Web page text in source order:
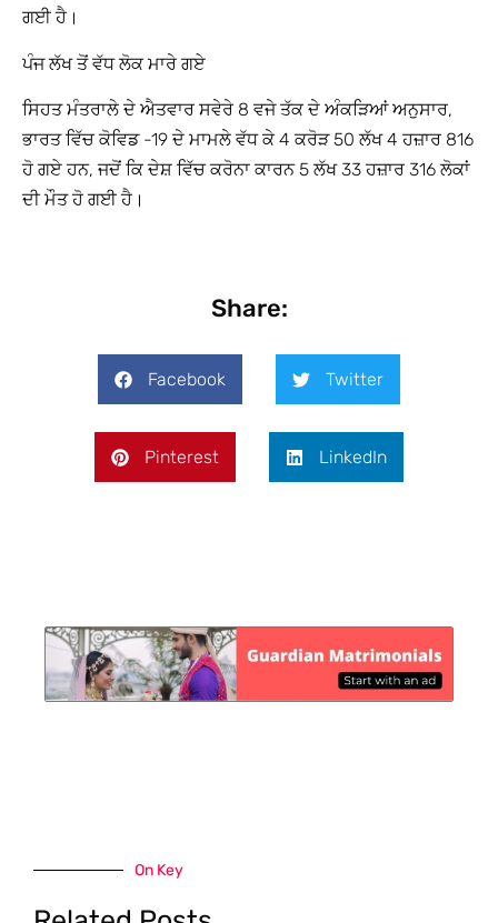
ਗਈ ਹੈ।
ਪੰਜ ਲੱਖ ਤੋਂ ਵੱਧ ਲੋਕ ਮਾਰੇ ਗਏ
ਸਿਹਤ ਮੰਤਰਾਲੇ ਦੇ ਐਤਵਾਰ ਸਵੇਰੇ 8 ਵਜੇ ਤੱਕ ਦੇ ਅੰਕੜਿਆਂ ਅਨੁਸਾਰ,
ਭਾਰਤ ਵਿੱਚ ਕੋਵਿਡ -19 ਦੇ ਮਾਮਲੇ ਵੱਧ ਕੇ 4 ਕਰੋੜ 50 ਲੱਖ 4 ਹਜ਼ਾਰ 816
ਹੋ ਗਏ ਹਨ, ਜਦੋਂ ਕਿ ਦੇਸ਼ ਵਿੱਚ ਕਰੋਨਾ ਕਾਰਨ 5 ਲੱਖ 33 ਹਜ਼ਾਰ 316 ਲੋਕਾਂ
ਦੀ ਮੌਤ ਹੋ ਗਈ ਹੈ।
Share:
Facebook Twitter
Pinterest LinkedIn
On Key